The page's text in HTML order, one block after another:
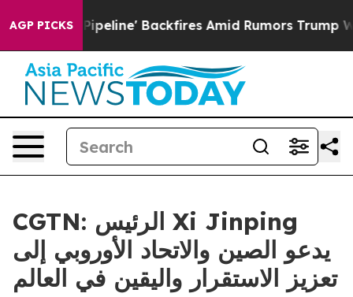
AGP PICKS
Media Pipeline' Backfires Amid Rumors Trump Will
CGTN: الرئيس Xi Jinping
يدعو الصين والاتحاد الأوروبي إلى
تعزيز الاستقرار واليقين في العالم